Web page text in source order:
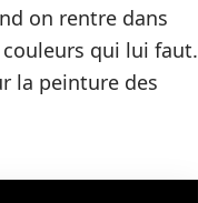
on rentre dans
qui lui faut.
la peinture des